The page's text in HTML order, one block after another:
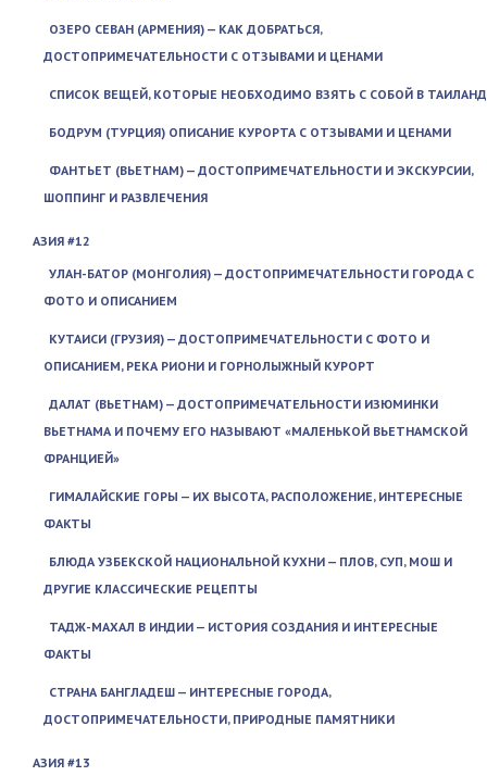
ОЗЕРО СЕВАН (АРМЕНИЯ) — КАК ДОБРАТЬСЯ,
ДОСТОПРИМЕЧАТЕЛЬНОСТИ С ОТЗЫВАМИ И ЦЕНАМИ
СПИСОК ВЕЩЕЙ, КОТОРЫЕ НЕОБХОДИМО ВЗЯТЬ С СОБОЙ В ТАИЛАНД
БОДРУМ (ТУРЦИЯ) ОПИСАНИЕ КУРОРТА С ОТЗЫВАМИ И ЦЕНАМИ
ФАНТЬЕТ (ВЬЕТНАМ) — ДОСТОПРИМЕЧАТЕЛЬНОСТИ И ЭКСКУРСИИ,
ШОППИНГ И РАЗВЛЕЧЕНИЯ
АЗИЯ #12
УЛАН-БАТОР (МОНГОЛИЯ) — ДОСТОПРИМЕЧАТЕЛЬНОСТИ ГОРОДА С
ФОТО И ОПИСАНИЕМ
КУТАИСИ (ГРУЗИЯ) — ДОСТОПРИМЕЧАТЕЛЬНОСТИ С ФОТО И
ОПИСАНИЕМ, РЕКА РИОНИ И ГОРНОЛЫЖНЫЙ КУРОРТ
ДАЛАТ (ВЬЕТНАМ) — ДОСТОПРИМЕЧАТЕЛЬНОСТИ ИЗЮМИНКИ
ВЬЕТНАМА И ПОЧЕМУ ЕГО НАЗЫВАЮТ «МАЛЕНЬКОЙ ВЬЕТНАМСКОЙ
ФРАНЦИЕЙ»
ГИМАЛАЙСКИЕ ГОРЫ — ИХ ВЫСОТА, РАСПОЛОЖЕНИЕ, ИНТЕРЕСНЫЕ
ФАКТЫ
БЛЮДА УЗБЕКСКОЙ НАЦИОНАЛЬНОЙ КУХНИ — ПЛОВ, СУП, МОШ И
ДРУГИЕ КЛАССИЧЕСКИЕ РЕЦЕПТЫ
ТАДЖ-МАХАЛ В ИНДИИ — ИСТОРИЯ СОЗДАНИЯ И ИНТЕРЕСНЫЕ
ФАКТЫ
СТРАНА БАНГЛАДЕШ — ИНТЕРЕСНЫЕ ГОРОДА,
ДОСТОПРИМЕЧАТЕЛЬНОСТИ, ПРИРОДНЫЕ ПАМЯТНИКИ
АЗИЯ #13